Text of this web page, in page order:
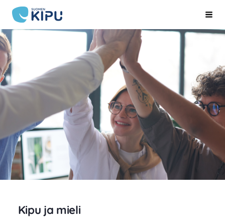
Siirry
sivun
sisältöön
Suomen Kipu ry
Kipu ja mieli